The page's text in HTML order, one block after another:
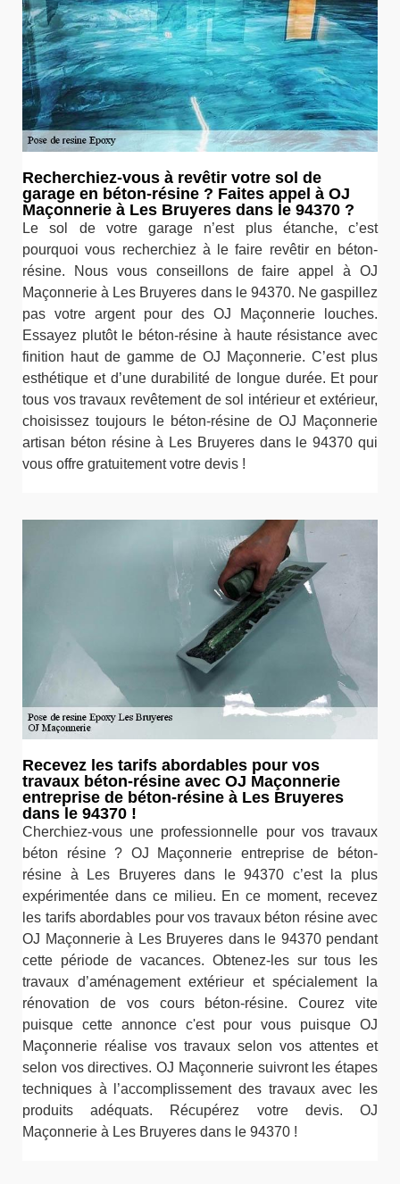
Recherchiez-vous à revêtir votre sol de
garage en béton-résine ? Faites appel à OJ
Maçonnerie à Les Bruyeres dans le 94370 ?
Le sol de votre garage n’est plus étanche, c’est
pourquoi vous recherchiez à le faire revêtir en béton-
résine. Nous vous conseillons de faire appel à OJ
Maçonnerie à Les Bruyeres dans le 94370. Ne gaspillez
pas votre argent pour des OJ Maçonnerie louches.
Essayez plutôt le béton-résine à haute résistance avec
finition haut de gamme de OJ Maçonnerie. C’est plus
esthétique et d’une durabilité de longue durée. Et pour
tous vos travaux revêtement de sol intérieur et extérieur,
choisissez toujours le béton-résine de OJ Maçonnerie
artisan béton résine à Les Bruyeres dans le 94370 qui
vous offre gratuitement votre devis !
Recevez les tarifs abordables pour vos
travaux béton-résine avec OJ Maçonnerie
entreprise de béton-résine à Les Bruyeres
dans le 94370 !
Cherchiez-vous une professionnelle pour vos travaux
béton résine ? OJ Maçonnerie entreprise de béton-
résine à Les Bruyeres dans le 94370 c’est la plus
expérimentée dans ce milieu. En ce moment, recevez
les tarifs abordables pour vos travaux béton résine avec
OJ Maçonnerie à Les Bruyeres dans le 94370 pendant
cette période de vacances. Obtenez-les sur tous les
travaux d’aménagement extérieur et spécialement la
rénovation de vos cours béton-résine. Courez vite
puisque cette annonce c'est pour vous puisque OJ
Maçonnerie réalise vos travaux selon vos attentes et
selon vos directives. OJ Maçonnerie suivront les étapes
techniques à l’accomplissement des travaux avec les
produits adéquats. Récupérez votre devis. OJ
Maçonnerie à Les Bruyeres dans le 94370 !